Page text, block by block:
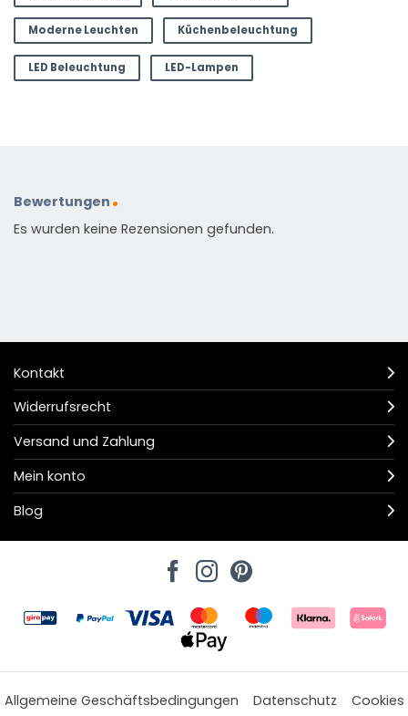
Moderne Leuchten Küchenbeleuchtung
LED Beleuchtung LED-Lampen
Bewertungen
Es wurden keine Rezensionen gefunden.
Kontakt
Widerrufsrecht
Versand und Zahlung
Mein konto
Blog
Allgemeine Geschäftsbedingungen Datenschutz Cookies